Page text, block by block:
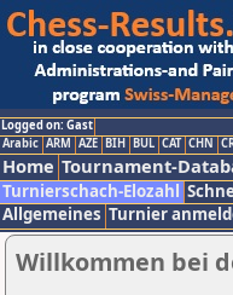
Logged on: Gast
Arabic ARM AZE BIH BUL CAT CHN
Home Tournament-
Turnierschach-Elozahl
Allgemeines Turnier
Willkommen bei